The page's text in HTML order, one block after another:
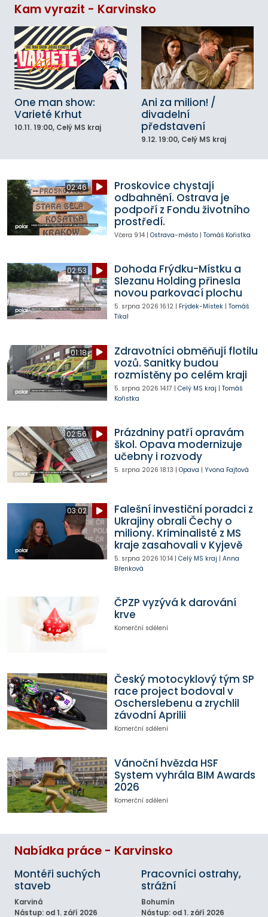
Kam vyrazit - Karvinsko
One man show:
Varieté Krhut
10.11. 19:00, Celý MS kraj
Ani za milion! /
divadelní
představení
9.12. 19:00, Celý MS kraj
02:46
Proskovice chystají
odbahnění. Ostrava je
podpoří z Fondu životního
prostředí.
Včera 9:14| Ostrava-město| Tomáš Kořistka
02:53
Dohoda Frýdku-Místku a
Slezanu Holding přinesla
novou parkovací plochu
5. srpna 2026 16:12| Frýdek-Místek| Tomáš
Tikal
01:18
Zdravotníci obměňují flotilu
vozů. Sanitky budou
rozmístěny po celém kraji
5. srpna 2026 14:17 | Celý MS kraj | Tomáš
Kořistka
02:56
Prázdniny patří opravám
škol. Opava modernizuje
učebny i rozvody
5. srpna 2026 18:13 | Opava | Yvona Fajtová
03:02
Falešní investiční poradci z
Ukrajiny obrali Čechy o
miliony. Kriminalisté z MS
kraje zasahovali v Kyjevě
5. srpna 2026 10:14| Celý MS kraj | Anna
Břenková
ČPZP vyzývá k darování
krve
Komerční sdělení
Český motocyklový tým SP
race project bodoval v
Oscherslebenu a zrychlil
závodní Aprilii
Komerční sdělení
Vánoční hvězda HSF
System vyhrála BIM Awards
2026
Komerční sdělení
Nabídka práce - Karvinsko
Montéři suchých
staveb
Karviná
Nástup: od 1. září 2026
Pracovníci ostrahy,
strážní
Bohumín
Nástup: od 1. září 2026